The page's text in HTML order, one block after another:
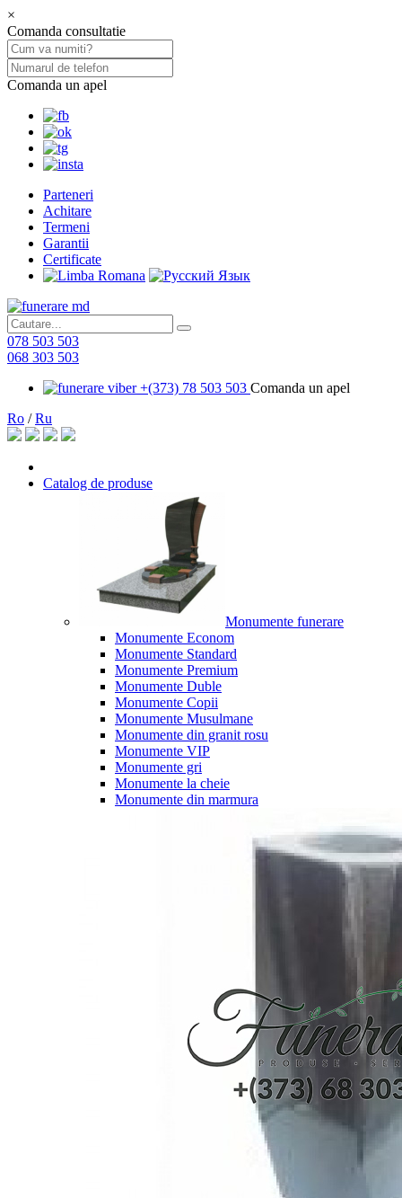
×
Comanda consultatie
Comanda un apel
Parteneri
Achitare
Termeni
Garantii
Certificate
078 503 503
068 303 503
+(373) 78 503 503 Comanda un apel
Ro /Ru
Catalog de produse
Monumente funerare
Monumente Econom
Monumente Standard
Monumente Premium
Monumente Duble
Monumente Copii
Monumente Musulmane
Monumente din granit rosu
Monumente VIP
Monumente gri
Monumente la cheie
Monumente din marmura